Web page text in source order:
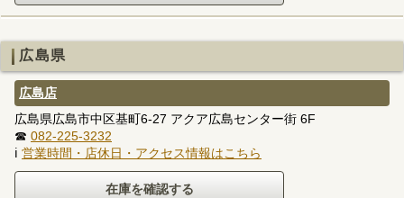
広島県
広島店
広島県広島市中区基町6-27 アクア広島センター街 6F
☎ 082-225-3232
ℹ 営業時間・店休日・アクセス情報はこちら